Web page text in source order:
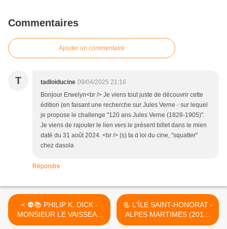
Commentaires
Ajouter un commentaire
T tadloiducine 09/04/2025 21:16
Bonjour Erwelyn<br /> Je viens tout juste de découvrir cette
édition (en faisant une recherche sur Jules Verne - sur lequel
je propose le challenge "120 ans Jules Verne (1828-1905)".
Je viens de rajouter le lien vers le présent billet dans le mien
daté du 31 août 2024. <br /> (s) ta d loi du cine, "squatter"
chez dasola
Répondre
< 👽📚 PHILIP K. DICK -
MONSIEUR LE VAISSEAU
(MR. SPACESHIP, 1953)
📃 L'ÎLE SAINT-HONORAT -
ALPES MARTIMES (2019)
>